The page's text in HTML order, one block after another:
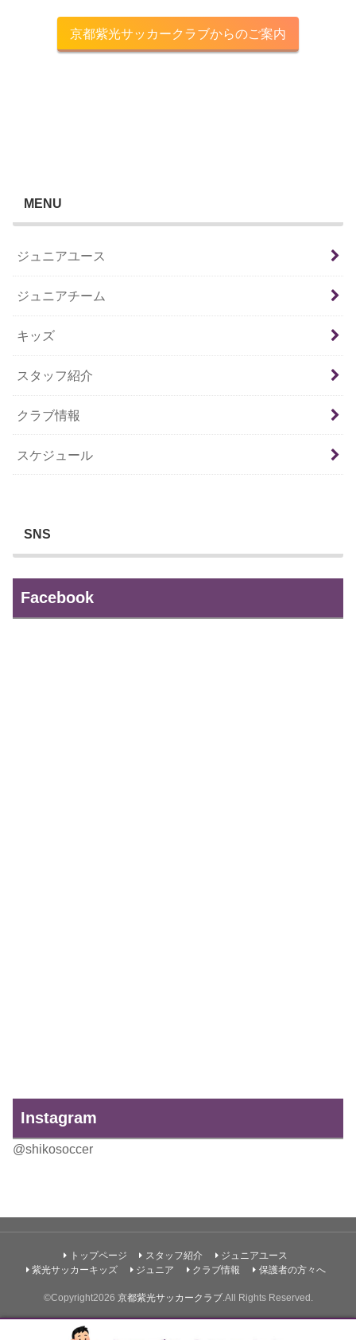
京都紫光サッカークラブからのご案内
MENU
ジュニアユース
ジュニアチーム
キッズ
スタッフ紹介
クラブ情報
スケジュール
SNS
Facebook
Instagram
@shikosoccer
トップページ スタッフ紹介
ジュニアユース
紫光サッカーキッズ
ジュニア クラブ情報 保護者の方々へ
©Copyright2026 京都紫光サッカークラブ.All Rights Reserved.